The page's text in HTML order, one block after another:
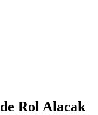
Rol Alacak